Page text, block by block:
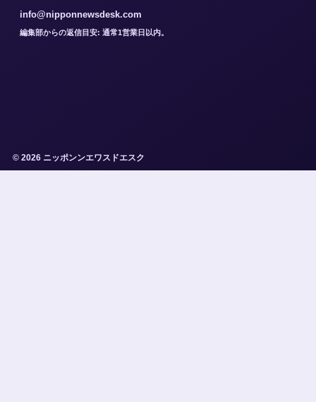
info@nipponnewsdesk.com
編集部からの返信目安: 通常1営業日以内。
© 2026 ニッポンンエワスドエスク